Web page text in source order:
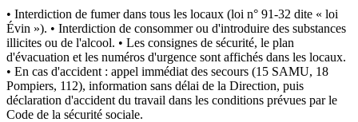
• Interdiction de fumer dans tous les locaux (loi n° 91-32 dite « loi
Évin »). • Interdiction de consommer ou d'introduire des substances
illicites ou de l'alcool. • Les consignes de sécurité, le plan
d'évacuation et les numéros d'urgence sont affichés dans les locaux.
• En cas d'accident : appel immédiat des secours (15 SAMU, 18
Pompiers, 112), information sans délai de la Direction, puis
déclaration d'accident du travail dans les conditions prévues par le
Code de la sécurité sociale.